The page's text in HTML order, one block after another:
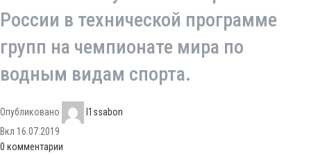
России в технической программе
групп на чемпионате мира по
водным видам спорта.
Опубликовано
l1ssabon
Вкл 16.07.2019
0 комментарии